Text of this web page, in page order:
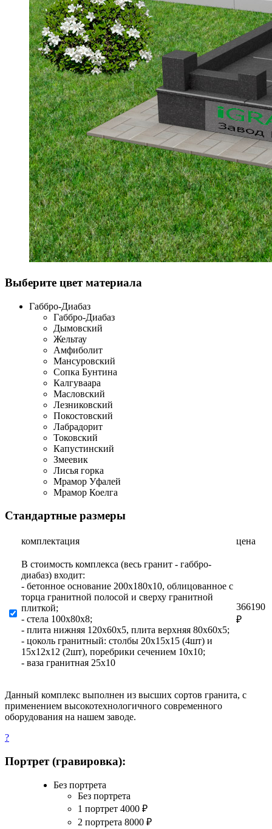
Выберите цвет материала
Габбро-Диабаз
Габбро-Диабаз
Дымовский
Жельтау
Амфиболит
Мансуровский
Сопка Бунтина
Калгуваара
Масловский
Лезниковский
Покостовский
Лабрадорит
Токовский
Капустинский
Змеевик
Лисья горка
Мрамор Уфалей
Мрамор Коелга
Стандартные размеры
комплектация цена
В стоимость комплекса (весь гранит - габбро-
диабаз) входит:
- бетонное основание 200х180х10, облицованное с
торца гранитной полосой и сверху гранитной
плиткой;
- стела 100х80х8;
- плита нижняя 120х60х5, плита верхняя 80х60х5;
- цоколь гранитный: столбы 20х15х15 (4шт) и
15х12х12 (2шт), поребрики сечением 10х10;
- ваза гранитная 25х10
366190
₽
Данный комплекс выполнен из высших сортов гранита, с
применением высокотехнологичного современного
оборудования на нашем заводе.
?
Портрет (гравировка):
Без портрета
Без портрета
1 портрет 4000 ₽
2 портрета 8000 ₽